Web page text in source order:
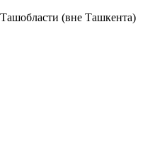
(вне Ташкента)